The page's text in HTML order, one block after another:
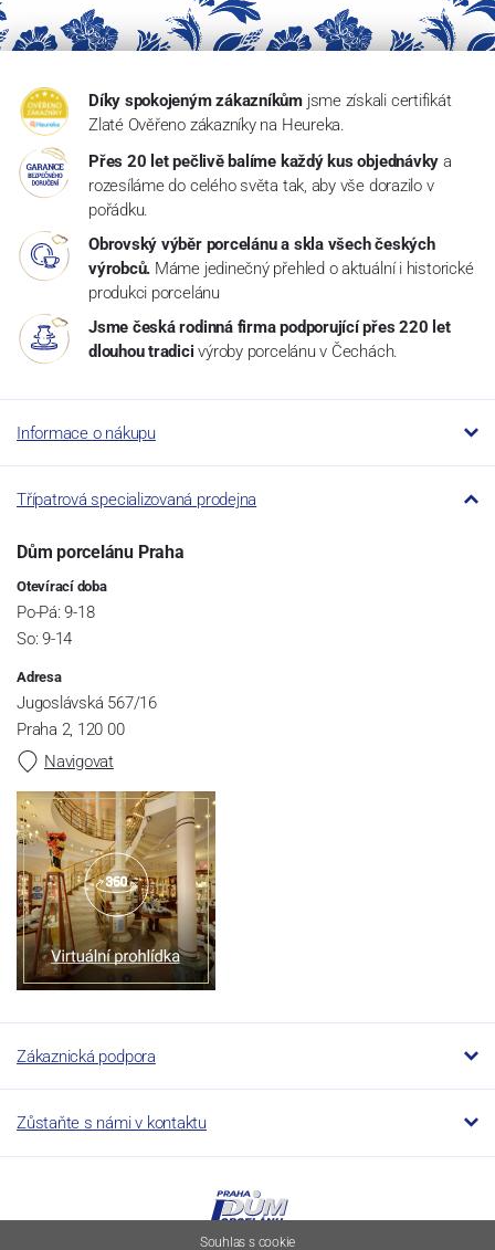
Díky spokojeným zákazníkům jsme získali certifikát
Zlaté Ověřeno zákazníky na Heureka.
Přes 20 let pečlivě balíme každý kus objednávky a
rozesíláme do celého světa tak, aby vše dorazilo v
pořádku.
Obrovský výběr porcelánu a skla všech českých
výrobců. Máme jedinečný přehled o aktuální i historické
produkci porcelánu
Jsme česká rodinná firma podporující přes 220 let
dlouhou tradici výroby porcelánu v Čechách.
Informace o nákupu
Třípatrová specializovaná prodejna
Dům porcelánu Praha
Otevírací doba
Po-Pá: 9-18
So: 9-14
Adresa
Jugoslávská 567/16
Praha 2, 120 00
Navigovat
Zákaznická podpora
Zůstaňte s námi v kontaktu
Souhlas s cookie